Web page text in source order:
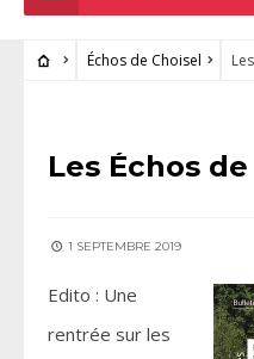
Échos de Choisel
Les Échos
1 SEPTEMBRE 2019
Edito : Une
rentrée sur les